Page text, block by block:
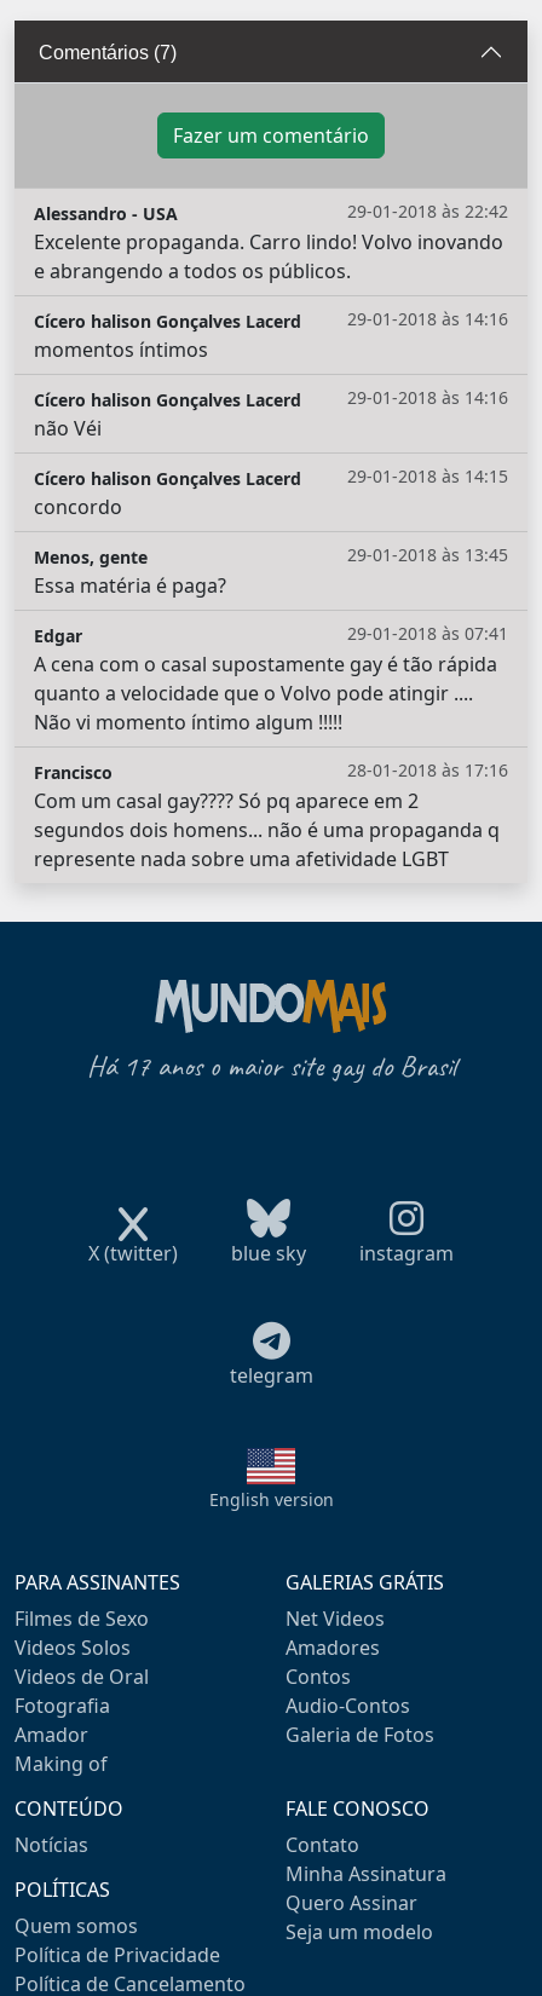
Comentários (7)
Fazer um comentário
29-01-2018 às 22:42
Alessandro - USA
Excelente propaganda. Carro lindo! Volvo inovando
e abrangendo a todos os públicos.
29-01-2018 às 14:16
Cícero halison Gonçalves Lacerd
momentos íntimos
29-01-2018 às 14:16
Cícero halison Gonçalves Lacerd
não Véi
29-01-2018 às 14:15
Cícero halison Gonçalves Lacerd
concordo
29-01-2018 às 13:45
Menos, gente
Essa matéria é paga?
29-01-2018 às 07:41
Edgar
A cena com o casal supostamente gay é tão rápida
quanto a velocidade que o Volvo pode atingir ....
Não vi momento íntimo algum !!!!!
28-01-2018 às 17:16
Francisco
Com um casal gay???? Só pq aparece em 2
segundos dois homens... não é uma propaganda q
represente nada sobre uma afetividade LGBT
Há 17 anos o maior site gay do Brasil
X (twitter) blue sky instagram
telegram
English version
PARA ASSINANTES
Filmes de Sexo
Videos Solos
Videos de Oral
Fotografia
Amador
Making of
GALERIAS GRÁTIS
Net Videos
Amadores
Contos
Audio-Contos
Galeria de Fotos
CONTEÚDO
Notícias
POLÍTICAS
Quem somos
Política de Privacidade
Política de Cancelamento
FALE CONOSCO
Contato
Minha Assinatura
Quero Assinar
Seja um modelo